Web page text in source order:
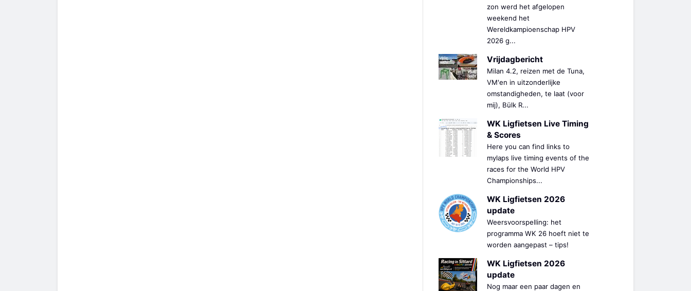
zon werd het afgelopen
weekend het
Wereldkampioenschap HPV
2026 g...
Vrijdagbericht
Milan 4.2, reizen met de Tuna,
VM'en in uitzonderlijke
omstandigheden, te laat (voor
mij), Bülk R...
WK Ligfietsen Live Timing
& Scores
Here you can find links to
mylaps live timing events of the
races for the World HPV
Championships...
WK Ligfietsen 2026
update
Weersvoorspelling: het
programma WK 26 hoeft niet te
worden aangepast – tips!
WK Ligfietsen 2026
update
Nog maar een paar dagen en